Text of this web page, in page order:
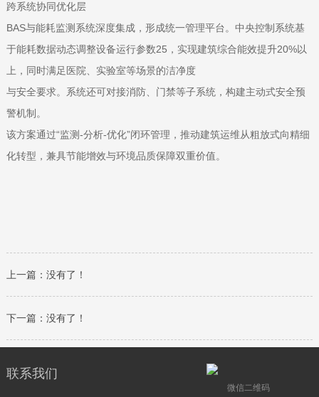
‌跨系统协同优化层‌
BAS与能耗监测系统深度集成，形成统一管理平台。中央控制系统基
于能耗数据动态调整设备运行参数‌25，实现建筑综合能效提升20%以
上，同时满足医院、实验室等场景的洁净度
与安全要求‌。系统还可对接消防、门禁等子系统，构建主动式安全预
警机制。
该方案通过“监测-分析-优化”闭环管理，推动建筑运维从粗放式向精细
化转型，兼具节能增效与环境品质保障双重价值‌。
上一篇：没有了！
下一篇：没有了！
联系我们
微信二维码